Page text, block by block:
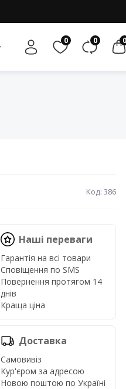
0 0 0
Код: 386
Наші переваги
Гарантія на всі товари
Сповіщення по SMS
Повернення протягом 14
днів
Краща ціна
Доставка
Самовивіз
Кур'єром за адресою
Новою поштою по Україні